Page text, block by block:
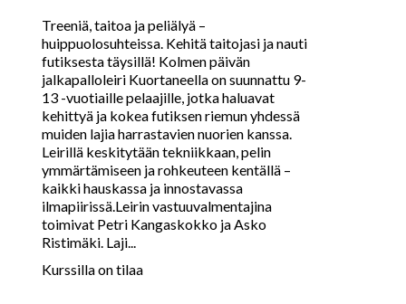
Treeniä, taitoa ja peliälyä –
huippuolosuhteissa. Kehitä taitojasi ja nauti
futiksesta täysillä! Kolmen päivän
jalkapalloleiri Kuortaneella on suunnattu 9-
13 -vuotiaille pelaajille, jotka haluavat
kehittyä ja kokea futiksen riemun yhdessä
muiden lajia harrastavien nuorien kanssa.
Leirillä keskitytään tekniikkaan, pelin
ymmärtämiseen ja rohkeuteen kentällä –
kaikki hauskassa ja innostavassa
ilmapiirissä.Leirin vastuuvalmentajina
toimivat Petri Kangaskokko ja Asko
Ristimäki. Laji...
Kurssilla on tilaa